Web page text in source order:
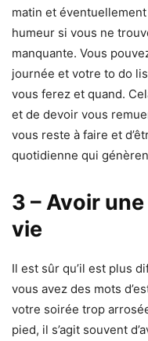
matin et
humeur si vous ne
manquante. Vous
journée et votre to do
vous ferez et quand.
et de devoir vous
vous reste à faire et
quotidienne qui
3 – Avoir
vie
Il est sûr qu’il est plus
vous avez des mots
votre soirée trop
pied, il s’agit souvent